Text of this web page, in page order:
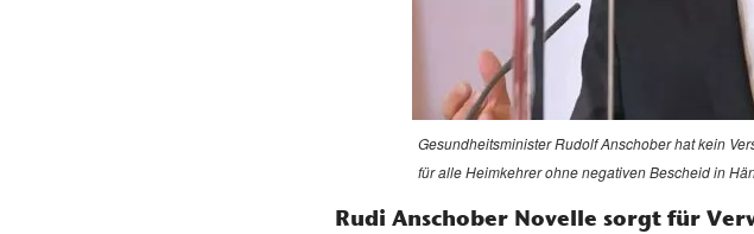
Gesundheitsminister Rudolf Anschober hat kein
für alle Heimkehrer ohne negativen Bescheid in
Rudi Anschober Novelle sorgt für